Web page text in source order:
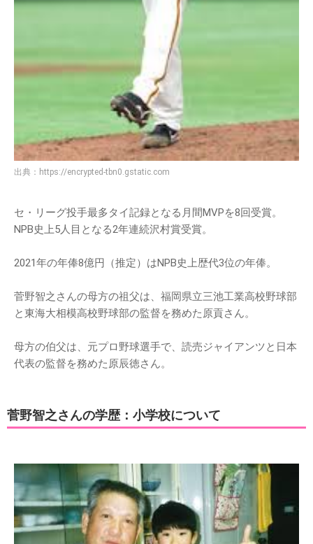
出典： https://encrypted-tbn0.gstatic.com
セ・リーグ投手最多タイ記録となる月間MVPを8回受賞。
NPB史上5人目となる2年連続沢村賞受賞。
2021年の年俸8億円（推定）はNPB史上歴代3位の年俸。
菅野智之さんの母方の祖父は、福岡県立三池工業高校野球部
と東海大相模高校野球部の監督を務めた原貢さん。
母方の伯父は、元プロ野球選手で、読売ジャイアンツと日本
代表の監督を務めた原辰徳さん。
菅野智之さんの学歴：小学校について